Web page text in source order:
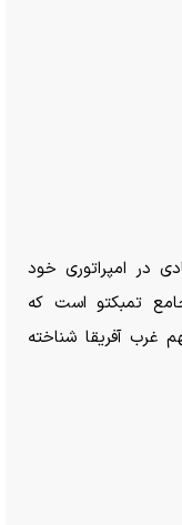
در امپراتوری خود
تمبکتو است که
غرب آفریقا شناخته